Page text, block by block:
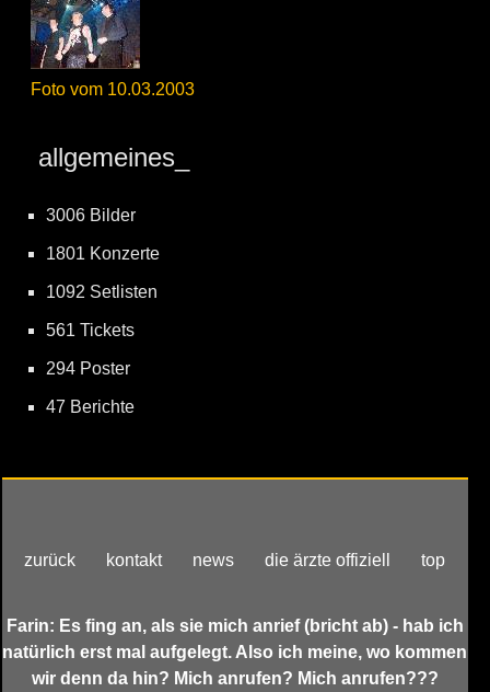
Foto vom 10.03.2003
allgemeines_
3006 Bilder
1801 Konzerte
1092 Setlisten
561 Tickets
294 Poster
47 Berichte
zurück kontakt news die ärzte offiziell top
Farin: Es fing an, als sie mich anrief (bricht ab) - hab ich
natürlich erst mal aufgelegt. Also ich meine, wo kommen
wir denn da hin? Mich anrufen? Mich anrufen???